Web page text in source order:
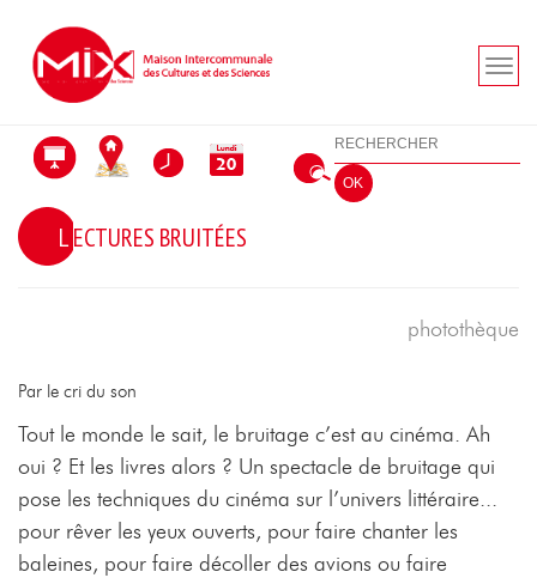
Rechercher
OK
LECTURES BRUITÉES
photothèque
Par le cri du son
Tout le monde le sait, le bruitage c’est au cinéma. Ah
oui ? Et les livres alors ? Un spectacle de bruitage qui
pose les techniques du cinéma sur l’univers littéraire...
pour rêver les yeux ouverts, pour faire chanter les
baleines, pour faire décoller des avions ou faire